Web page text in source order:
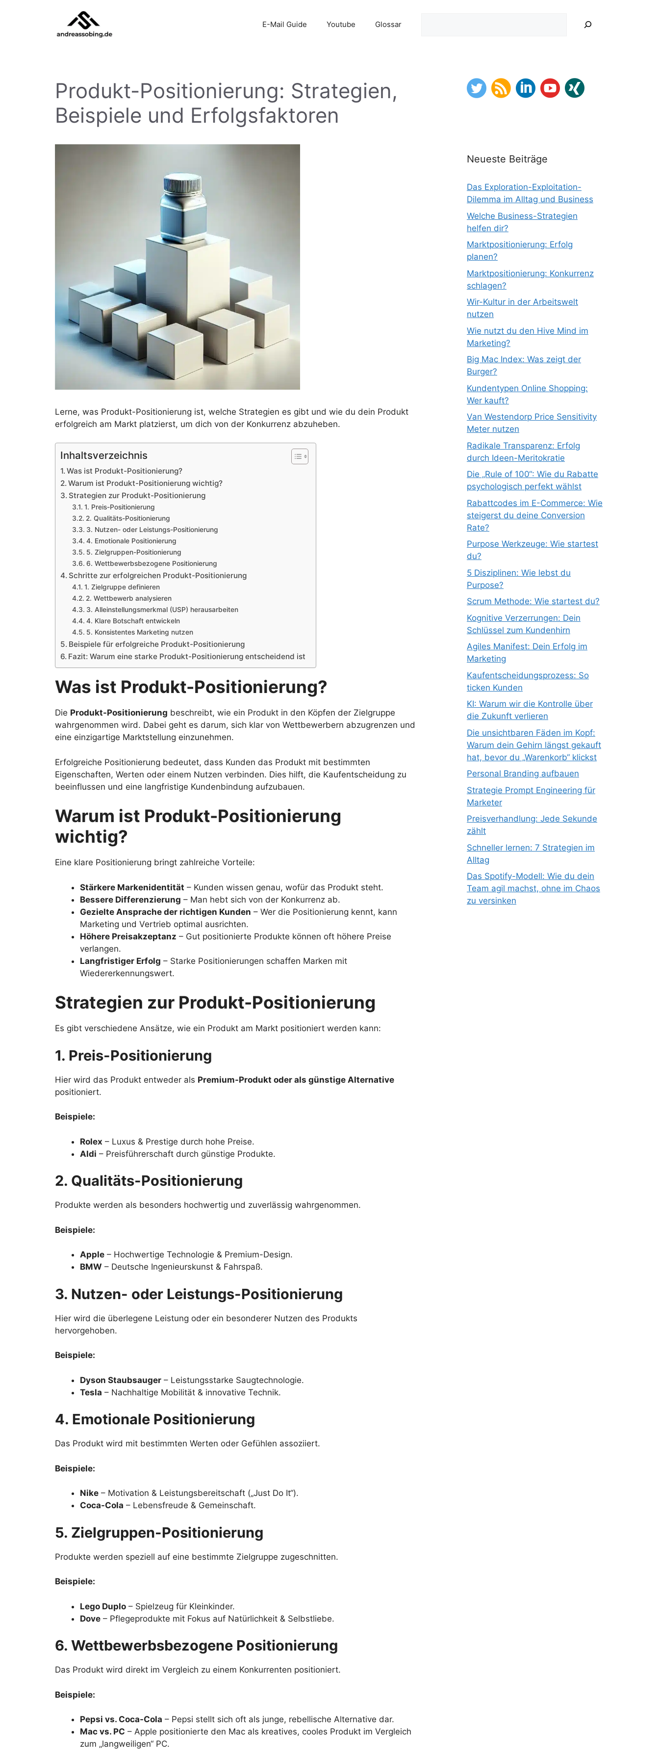
E-Mail Guide Youtube Glossar
Produkt-Positionierung: Strategien,
Beispiele und Erfolgsfaktoren
Lerne, was Produkt-Positionierung ist, welche Strategien es gibt und wie du dein Produkt
erfolgreich am Markt platzierst, um dich von der Konkurrenz abzuheben.
Inhaltsverzeichnis
Was ist Produkt-Positionierung?
Warum ist Produkt-Positionierung wichtig?
Strategien zur Produkt-Positionierung
1. Preis-Positionierung
2. Qualitäts-Positionierung
3. Nutzen- oder Leistungs-Positionierung
4. Emotionale Positionierung
5. Zielgruppen-Positionierung
6. Wettbewerbsbezogene Positionierung
Schritte zur erfolgreichen Produkt-Positionierung
1. Zielgruppe definieren
2. Wettbewerb analysieren
3. Alleinstellungsmerkmal (USP) herausarbeiten
4. Klare Botschaft entwickeln
5. Konsistentes Marketing nutzen
Beispiele für erfolgreiche Produkt-Positionierung
Fazit: Warum eine starke Produkt-Positionierung entscheidend ist
Was ist Produkt-Positionierung?
Die Produkt-Positionierung beschreibt, wie ein Produkt in den Köpfen der Zielgruppe
wahrgenommen wird. Dabei geht es darum, sich klar von Wettbewerbern abzugrenzen und
eine einzigartige Marktstellung einzunehmen.
Erfolgreiche Positionierung bedeutet, dass Kunden das Produkt mit bestimmten
Eigenschaften, Werten oder einem Nutzen verbinden. Dies hilft, die Kaufentscheidung zu
beeinflussen und eine langfristige Kundenbindung aufzubauen.
Warum ist Produkt-Positionierung
wichtig?
Eine klare Positionierung bringt zahlreiche Vorteile:
Stärkere Markenidentität – Kunden wissen genau, wofür das Produkt steht.
Bessere Differenzierung – Man hebt sich von der Konkurrenz ab.
Gezielte Ansprache der richtigen Kunden – Wer die Positionierung kennt, kann
Marketing und Vertrieb optimal ausrichten.
Höhere Preisakzeptanz – Gut positionierte Produkte können oft höhere Preise
verlangen.
Langfristiger Erfolg – Starke Positionierungen schaffen Marken mit
Wiedererkennungswert.
Strategien zur Produkt-Positionierung
Es gibt verschiedene Ansätze, wie ein Produkt am Markt positioniert werden kann:
1. Preis-Positionierung
Hier wird das Produkt entweder als Premium-Produkt oder als günstige Alternative
positioniert.
Beispiele:
Rolex – Luxus & Prestige durch hohe Preise.
Aldi – Preisführerschaft durch günstige Produkte.
2. Qualitäts-Positionierung
Produkte werden als besonders hochwertig und zuverlässig wahrgenommen.
Beispiele:
Apple – Hochwertige Technologie & Premium-Design.
BMW – Deutsche Ingenieurskunst & Fahrspaß.
3. Nutzen- oder Leistungs-Positionierung
Hier wird die überlegene Leistung oder ein besonderer Nutzen des Produkts
hervorgehoben.
Beispiele:
Dyson Staubsauger – Leistungsstarke Saugtechnologie.
Tesla – Nachhaltige Mobilität & innovative Technik.
4. Emotionale Positionierung
Das Produkt wird mit bestimmten Werten oder Gefühlen assoziiert.
Beispiele:
Nike – Motivation & Leistungsbereitschaft („Just Do It“).
Coca-Cola – Lebensfreude & Gemeinschaft.
5. Zielgruppen-Positionierung
Produkte werden speziell auf eine bestimmte Zielgruppe zugeschnitten.
Beispiele:
Lego Duplo – Spielzeug für Kleinkinder.
Dove – Pflegeprodukte mit Fokus auf Natürlichkeit & Selbstliebe.
6. Wettbewerbsbezogene Positionierung
Das Produkt wird direkt im Vergleich zu einem Konkurrenten positioniert.
Beispiele:
Pepsi vs. Coca-Cola – Pepsi stellt sich oft als junge, rebellische Alternative dar.
Mac vs. PC – Apple positionierte den Mac als kreatives, cooles Produkt im Vergleich
zum „langweiligen“ PC.
Neueste Beiträge
Das Exploration-Exploitation-
Dilemma im Alltag und Business
Welche Business-Strategien
helfen dir?
Marktpositionierung: Erfolg
planen?
Marktpositionierung: Konkurrenz
schlagen?
Wir-Kultur in der Arbeitswelt
nutzen
Wie nutzt du den Hive Mind im
Marketing?
Big Mac Index: Was zeigt der
Burger?
Kundentypen Online Shopping:
Wer kauft?
Van Westendorp Price Sensitivity
Meter nutzen
Radikale Transparenz: Erfolg
durch Ideen-Meritokratie
Die „Rule of 100“: Wie du Rabatte
psychologisch perfekt wählst
Rabattcodes im E-Commerce: Wie
steigerst du deine Conversion
Rate?
Purpose Werkzeuge: Wie startest
du?
5 Disziplinen: Wie lebst du
Purpose?
Scrum Methode: Wie startest du?
Kognitive Verzerrungen: Dein
Schlüssel zum Kundenhirn
Agiles Manifest: Dein Erfolg im
Marketing
Kaufentscheidungsprozess: So
ticken Kunden
KI: Warum wir die Kontrolle über
die Zukunft verlieren
Die unsichtbaren Fäden im Kopf:
Warum dein Gehirn längst gekauft
hat, bevor du „Warenkorb“ klickst
Personal Branding aufbauen
Strategie Prompt Engineering für
Marketer
Preisverhandlung: Jede Sekunde
zählt
Schneller lernen: 7 Strategien im
Alltag
Das Spotify-Modell: Wie du dein
Team agil machst, ohne im Chaos
zu versinken